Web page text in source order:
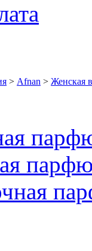
> Afnan > Женская